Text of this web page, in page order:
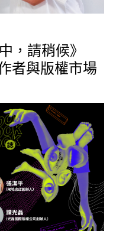
，請稍候》
者與版權市場